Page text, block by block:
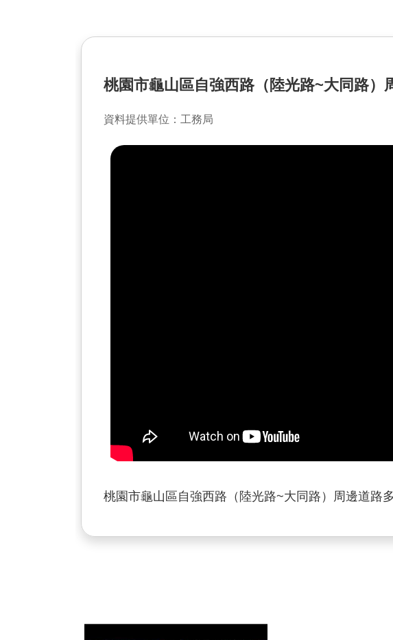
桃園市龜山區自強西路（陸光路~大同路）
資料提供單位：工務局
桃園市龜山區自強西路（陸光路~大同路）周邊道路